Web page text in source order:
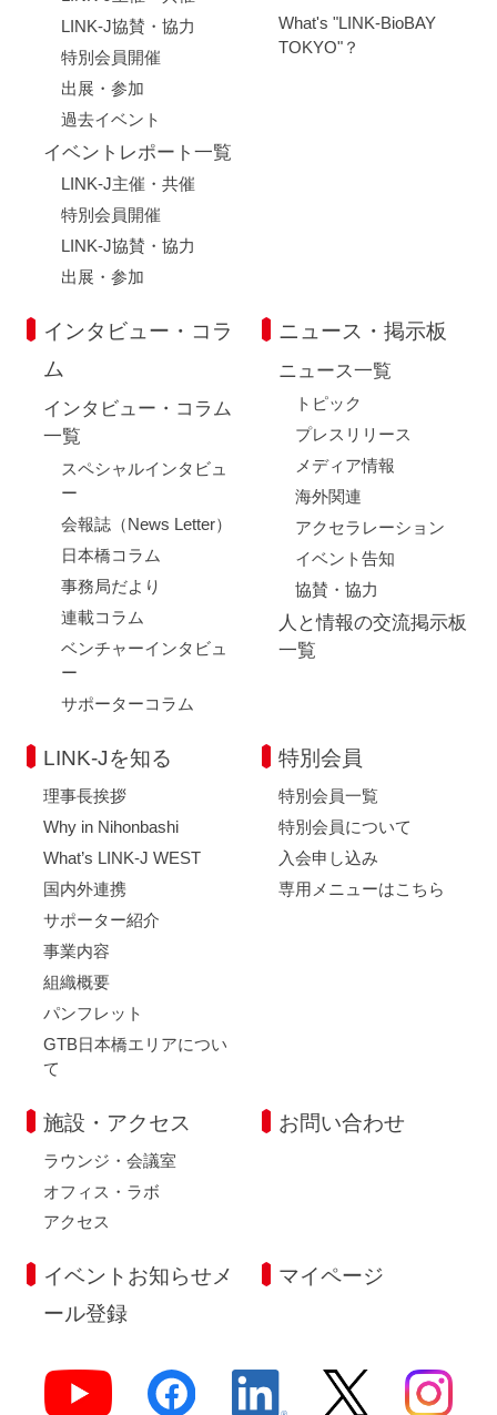
LINK-J協賛・協力
特別会員開催
出展・参加
過去イベント
イベントレポート一覧
LINK-J主催・共催
特別会員開催
LINK-J協賛・協力
出展・参加
What's "LINK-BioBAY
TOKYO"？
インタビュー・コラ
ム
インタビュー・コラム
一覧
スペシャルインタビュ
ー
会報誌（News Letter）
日本橋コラム
事務局だより
連載コラム
ベンチャーインタビュ
ー
サポーターコラム
ニュース・掲示板
ニュース一覧
トピック
プレスリリース
メディア情報
海外関連
アクセラレーション
イベント告知
協賛・協力
人と情報の交流掲示板
一覧
LINK-Jを知る
理事長挨拶
Why in Nihonbashi
What’s LINK-J WEST
国内外連携
サポーター紹介
事業内容
組織概要
パンフレット
GTB日本橋エリアについ
て
特別会員
特別会員一覧
特別会員について
入会申し込み
専用メニューはこちら
施設・アクセス
ラウンジ・会議室
オフィス・ラボ
アクセス
お問い合わせ
イベントお知らせメ
ール登録
マイページ